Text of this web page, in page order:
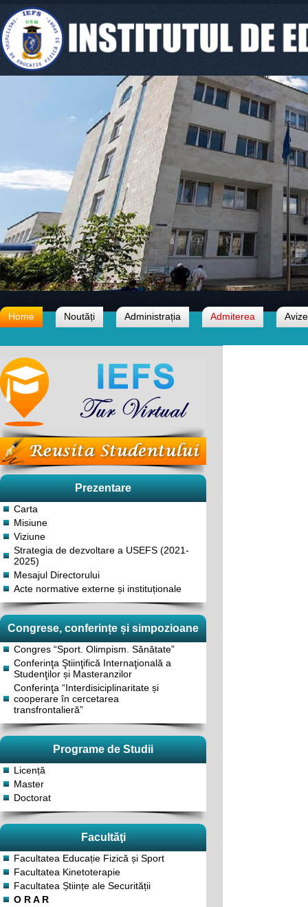
Home Noutăți Administrația Admiterea Avize
Prezentare
Carta
Misiune
Viziune
Strategia de dezvoltare a USEFS (2021-
2025)
Mesajul Directorului
Acte normative externe și instituționale
Congrese, conferințe și simpozioane
Congres “Sport. Olimpism. Sănătate”
Conferinţa Ştiinţifică Internaţională a
Studenţilor și Masteranzilor
Conferinţa “Interdisiciplinaritate și
cooperare în cercetarea
transfrontalieră”
Programe de Studii
Licență
Master
Doctorat
Facultăţi
Facultatea Educație Fizică și Sport
Facultatea Kinetoterapie
Facultatea Științe ale Securității
O R A R